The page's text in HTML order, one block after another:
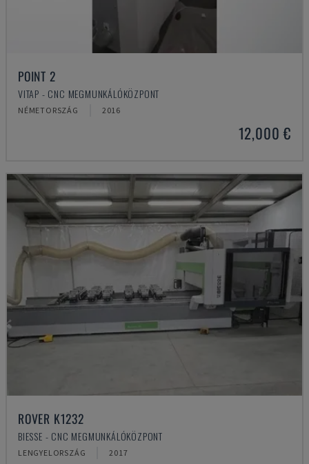
POINT 2
VITAP - CNC MEGMUNKÁLÓKÖZPONT
NÉMETORSZÁG 2016
12,000 €
ROVER K1232
BIESSE - CNC MEGMUNKÁLÓKÖZPONT
LENGYELORSZÁG 2017